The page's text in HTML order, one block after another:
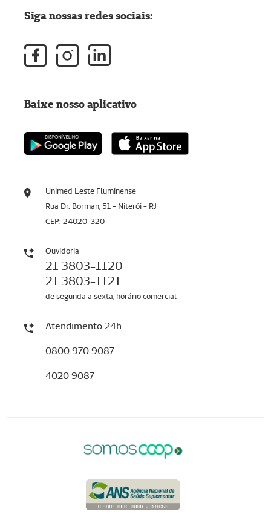
Unimed Leste Fluminense
Rua Dr. Borman, 51 - Niterói - RJ
CEP: 24020-320
Ouvidoria
21 3803-1120
21 3803-1121
de segunda a sexta, horário comercial
Atendimento 24h
0800 970 9087
4020 9087
Siga nossas redes sociais:
Baixe nosso aplicativo